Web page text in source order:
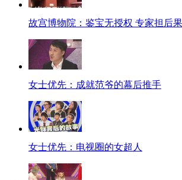
故宫博物院：鉴宝无授权 专家担后果
女士优先：成就范爷的幕后推手
女士优先：电视圈的女超人